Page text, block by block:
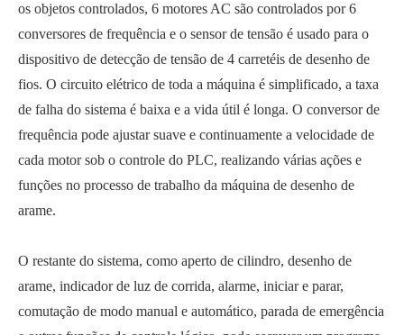
os objetos controlados, 6 motores AC são controlados por 6
conversores de frequência e o sensor de tensão é usado para o
dispositivo de detecção de tensão de 4 carretéis de desenho de
fios. O circuito elétrico de toda a máquina é simplificado, a taxa
de falha do sistema é baixa e a vida útil é longa. O conversor de
frequência pode ajustar suave e continuamente a velocidade de
cada motor sob o controle do PLC, realizando várias ações e
funções no processo de trabalho da máquina de desenho de
arame.
O restante do sistema, como aperto de cilindro, desenho de
arame, indicador de luz de corrida, alarme, iniciar e parar,
comutação de modo manual e automático, parada de emergência